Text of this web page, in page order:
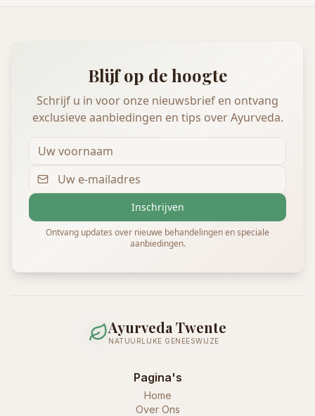
Blijf op de hoogte
Schrijf u in voor onze nieuwsbrief en ontvang
exclusieve aanbiedingen en tips over Ayurveda.
Inschrijven
Ontvang updates over nieuwe behandelingen en speciale
aanbiedingen.
Ayurveda Twente
NATUURLIJKE GENEESWIJZE
Pagina's
Home
Over Ons